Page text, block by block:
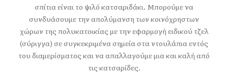
σπίτια είναι το ψιλό κατσαριδάκι. Μπορούμε να
συνδυάσουμε την απολύμανση των κοινόχρηστων
χώρων της πολυκατοικίας με την εφαρμογή ειδικού τζελ
(σύριγγα) σε συγκεκριμένα σημεία στα ντουλάπια εντός
του διαμερίσματος και να απαλλαγούμε μια και καλή από
τις κατσαρίδες.